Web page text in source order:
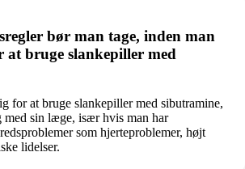
bør man tage, inden man
at bruge slankepiller med
for at bruge slankepiller med sibutramine,
med sin læge, især hvis man har
som hjerteproblemer, højt
lidelser.